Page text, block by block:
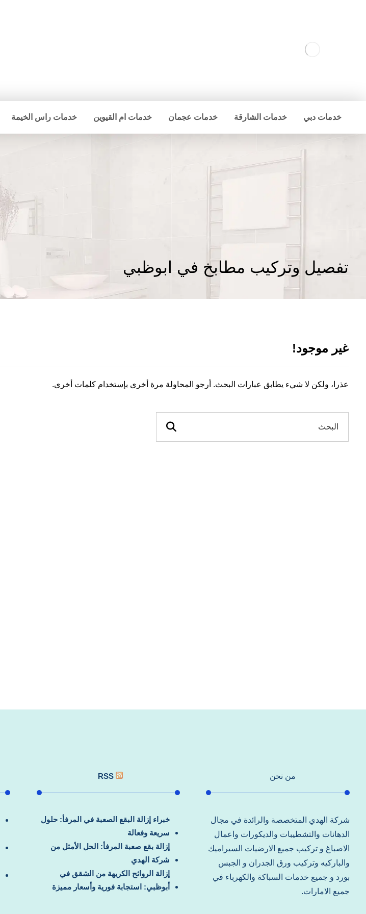
خدمات دبي خدمات الشارقة خدمات عجمان خدمات ام القيوين خدمات راس الخيمة
تفصيل وتركيب مطابخ في ابوظبي
غير موجود!
عذرا، ولكن لا شيء يطابق عبارات البحث. أرجو المحاولة مرة أخرى بإستخدام كلمات أخرى.
من نحن
شركة الهدي المتخصصة والرائدة في مجال
الدهانات والتشطيبات والديكورات واعمال
الاصباغ و تركيب جميع الارضيات السيراميك
والباركيه وتركيب ورق الجدران و الجبس
بورد و جميع خدمات السباكة والكهرباء في
جميع الامارات.
RSS
خبراء إزالة البقع الصعبة في المرفأ: حلول
سريعة وفعالة
إزالة بقع صعبة المرفأ: الحل الأمثل من
شركة الهدي
إزالة الروائح الكريهة من الشقق في
أبوظبي: استجابة فورية وأسعار مميزة